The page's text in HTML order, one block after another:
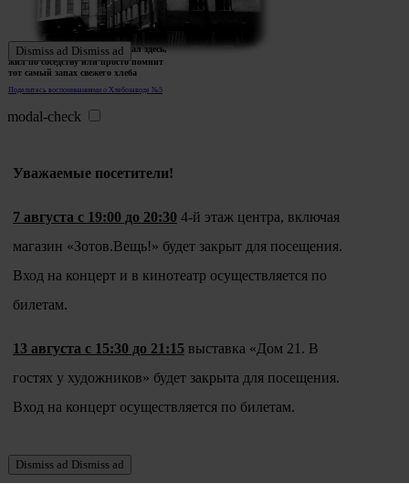
Поделитесь воспоминаниями о Хлебозаводе №5
Ждем истории тех, кто работал здесь,
жил по соседству или просто помнит
тот самый запах свежего хлеба
Dismiss ad Dismiss ad
modal-check
Уважаемые посетители!
7 августа с 19:00 до 20:30 4-й этаж центра, включая
магазин «Зотов.Вещь!» будет закрыт для посещения.
Вход на концерт и в кинотеатр осуществляется по
билетам.
13 августа с 15:30 до 21:15 выставка «Дом 21. В
гостях у художников» будет закрыта для посещения.
Вход на концерт осуществляется по билетам.
Dismiss ad Dismiss ad